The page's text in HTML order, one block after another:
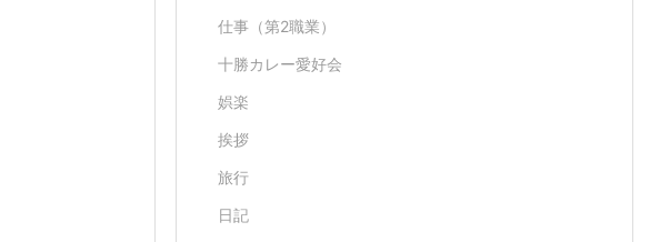
仕事（第2職業）
十勝カレー愛好会
娯楽
挨拶
旅行
日記